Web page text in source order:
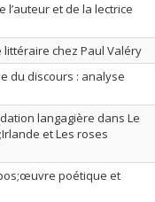
l’auteur et de la lectrice
chez Paul Valéry
du discours : analyse
langagière dans Le
et Les roses
poétique et